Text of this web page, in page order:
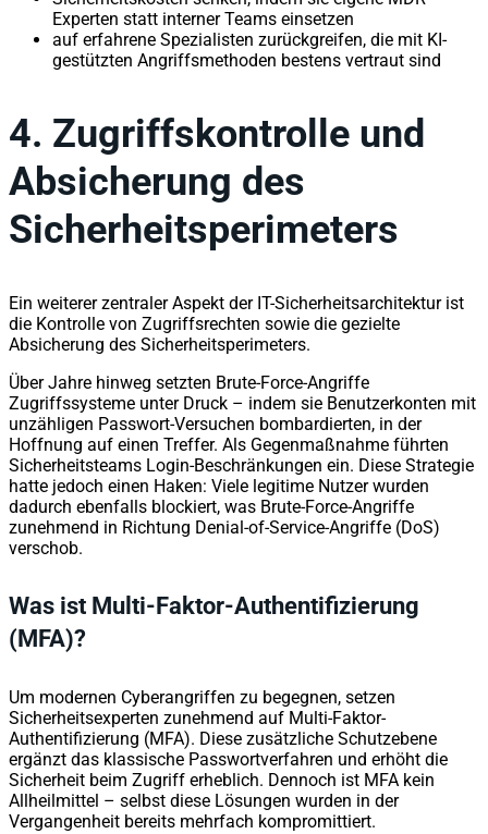
Experten statt interner Teams einsetzen
auf erfahrene Spezialisten zurückgreifen, die mit KI-
gestützten Angriffsmethoden bestens vertraut sind
4. Zugriffskontrolle und
Absicherung des
Sicherheitsperimeters
Ein weiterer zentraler Aspekt der IT-Sicherheitsarchitektur ist
die Kontrolle von Zugriffsrechten sowie die gezielte
Absicherung des Sicherheitsperimeters.
Über Jahre hinweg setzten Brute-Force-Angriffe
Zugriffssysteme unter Druck – indem sie Benutzerkonten mit
unzähligen Passwort-Versuchen bombardierten, in der
Hoffnung auf einen Treffer. Als Gegenmaßnahme führten
Sicherheitsteams Login-Beschränkungen ein. Diese Strategie
hatte jedoch einen Haken: Viele legitime Nutzer wurden
dadurch ebenfalls blockiert, was Brute-Force-Angriffe
zunehmend in Richtung Denial-of-Service-Angriffe (DoS)
verschob.
Was ist Multi-Faktor-Authentifizierung
(MFA)?
Um modernen Cyberangriffen zu begegnen, setzen
Sicherheitsexperten zunehmend auf Multi-Faktor-
Authentifizierung (MFA). Diese zusätzliche Schutzebene
ergänzt das klassische Passwortverfahren und erhöht die
Sicherheit beim Zugriff erheblich. Dennoch ist MFA kein
Allheilmittel – selbst diese Lösungen wurden in der
Vergangenheit bereits mehrfach kompromittiert.